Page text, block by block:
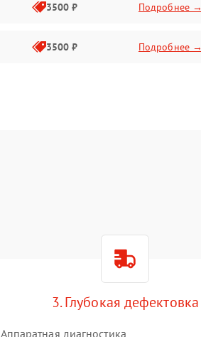
3500 ₽ Подробнее →
3500 ₽ Подробнее →
3. Глубокая дефектовка
Аппаратная диагностика